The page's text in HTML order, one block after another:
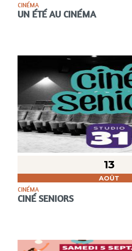
CINÉMA
UN ÉTÉ AU CINÉMA
13
AOÛT
CINÉMA
CINÉ SENIORS